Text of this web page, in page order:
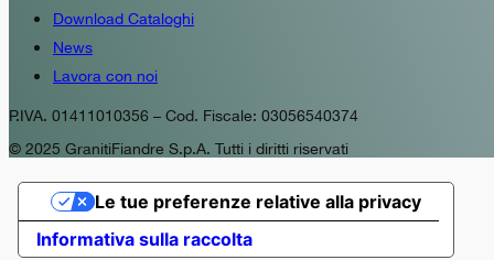
Download Cataloghi
News
Lavora con noi
P.IVA. 01411010356 – Cod. Fiscale: 03056540374
© 2025 GranitiFiandre S.p.A. Tutti i diritti riservati
Informativa sulla raccolta
Le tue preferenze relative alla privacy